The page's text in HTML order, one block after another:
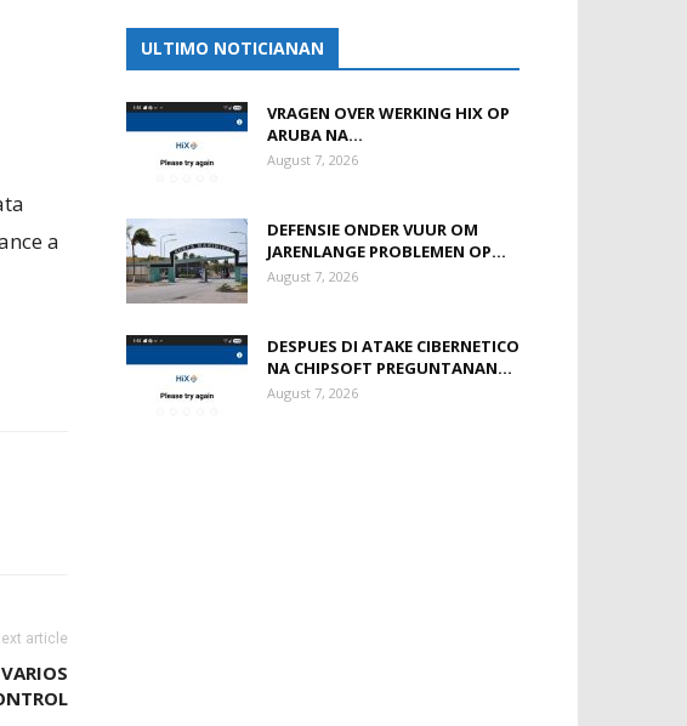
a
article
ULTIMO NOTICIANAN
VRAGEN OVER WERKING HIX OP
ARUBA NA...
August 7, 2026
DEFENSIE ONDER VUUR OM
JARENLANGE PROBLEMEN OP...
August 7, 2026
DESPUES DI ATAKE CIBERNETICO
NA CHIPSOFT PREGUNTANAN...
August 7, 2026